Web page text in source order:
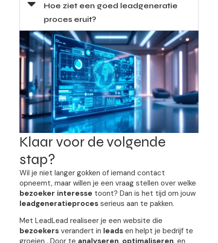
Hoe ziet een goed leadgeneratie
proces eruit?
Klaar voor de volgende
stap?
Wil je niet langer gokken of iemand contact
opneemt, maar willen je een vraag stellen over welke
bezoeker interesse toont? Dan is het tijd om jouw
leadgeneratieproces serieus aan te pakken.
Met LeadLead realiseer je een website die
bezoekers verandert in leads en helpt je bedrijf te